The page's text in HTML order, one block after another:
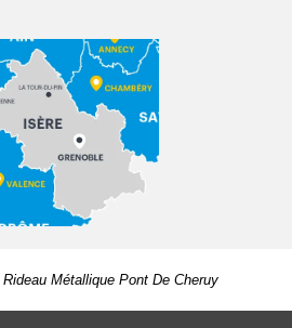
Rideau Métallique Pont De Cheruy